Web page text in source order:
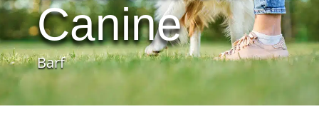
Canine
Barf